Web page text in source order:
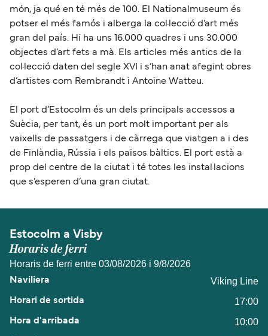
món, ja qué en té més de 100. El Nationalmuseum és
potser el més famós i alberga la col·lecció d’art més
gran del país. Hi ha uns 16.000 quadres i uns 30.000
objectes d’art fets a mà. Els articles més antics de la
col·lecció daten del segle XVI i s’han anat afegint obres
d’artistes com Rembrandt i Antoine Watteu.
El port d’Estocolm és un dels principals accessos a
Suècia, per tant, és un port molt important per als
vaixells de passatgers i de càrrega que viatgen a i des
de Finlàndia, Rússia i els països bàltics. El port està a
prop del centre de la ciutat i té totes les instal·lacions
que s’esperen d’una gran ciutat.
Estocolm a Visby
Horaris de ferri
Horaris de ferri entre 03/08/2026 i 9/8/2026
Viking Line
17:00
10:00